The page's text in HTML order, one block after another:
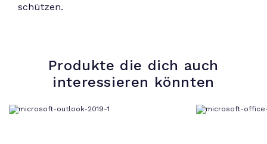
schützen.
Produkte die dich auch
interessieren könnten